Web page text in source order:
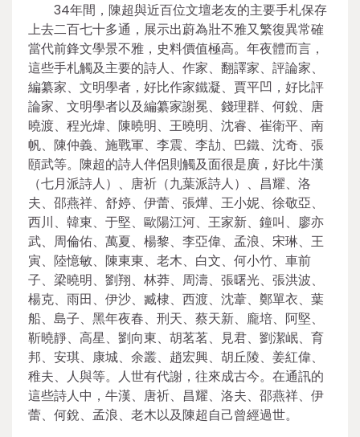
34年間，陳超與近百位文壇老友的主要手札保存
上去二百七十多通，展示出蔚為壯不雅又繁復異常確
當代前鋒文學景不雅，史料價值極高。年夜體而言，
這些手札觸及主要的詩人、作家、翻譯家、評論家、
編纂家、文明學者，好比作家鐵凝、賈平凹，好比評
論家、文明學者以及編纂家謝冕、錢理群、何銳、唐
曉渡、程光煒、陳曉明、王曉明、沈睿、崔衛平、南
帆、陳仲義、施戰軍、李震、李劼、巴鐵、沈奇、張
頤武等。陳超的詩人伴侶則觸及面很是廣，好比牛漢
（七月派詩人）、唐祈（九葉派詩人）、昌耀、洛
夫、邵燕祥、舒婷、伊蕾、張燁、王小妮、徐敬亞、
西川、韓東、于堅、歐陽江河、王家新、鐘叫、廖亦
武、周倫佑、萬夏、楊黎、李亞偉、孟浪、宋琳、王
寅、陸憶敏、陳東東、老木、白文、何小竹、車前
子、梁曉明、劉翔、林莽、周濤、張曙光、張洪波、
楊克、雨田、伊沙、臧棣、西渡、沈葦、鄭單衣、葉
船、島子、黑年夜春、刑天、蔡天新、龐培、阿堅、
靳曉靜、高星、劉向東、胡茗茗、見君、劉潔岷、育
邦、安琪、康城、余叢、趙宏興、胡丘陵、姜紅偉、
稚夫、人與等。人世有代謝，往來成古今。在通訊的
這些詩人中，牛漢、唐祈、昌耀、洛夫、邵燕祥、伊
蕾、何銳、孟浪、老木以及陳超自己曾經過世。